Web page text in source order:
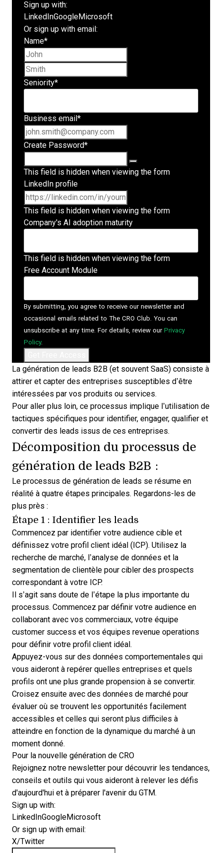
Sign up with:
LinkedInGoogleMicrosoft
Or sign up with email:
Name*
Seniority*
Business email *
Create Password*
This field is hidden when viewing the form
LinkedIn profile
This field is hidden when viewing the form
Company's AI adoption maturity
This field is hidden when viewing the form
Free Account Module
By submitting, you agree to receive our newsletter and
occasional emails related to The CRO Club. You can
unsubscribe at any time. For details, review our Privacy
Policy.
La génération de leads B2B (et souvent SaaS) consiste à
attirer et capter des entreprises susceptibles d’être
intéressées par vos produits ou services.
Pour aller plus loin, ce processus implique l’utilisation de
tactiques spécifiques pour identifier, engager, qualifier et
convertir des leads issus de ces entreprises.
Décomposition du processus de
génération de leads B2B :
Le processus de génération de leads se résume en
réalité à quatre étapes principales. Regardons-les de
plus près :
Étape 1 : Identifier les leads
Commencez par identifier votre audience cible et
définissez votre profil client idéal (ICP). Utilisez la
recherche de marché, l’analyse de données et la
segmentation de clientèle pour cibler des prospects
correspondant à votre ICP.
Il s’agit sans doute de l’étape la plus importante du
processus. Commencez par définir votre audience en
collaborant avec vos commerciaux, votre équipe
customer success et vos équipes revenue operations
pour définir votre profil client idéal.
Appuyez-vous sur des données comportementales qui
vous aideront à repérer quelles entreprises et quels
profils ont une plus grande propension à se convertir.
Croisez ensuite avec des données de marché pour
évaluer où se trouvent les opportunités facilement
accessibles et celles qui seront plus difficiles à
atteindre en fonction de la dynamique du marché à un
moment donné.
Pour la nouvelle génération de CRO
Rejoignez notre newsletter pour découvrir les tendances,
conseils et outils qui vous aideront à relever les défis
d'aujourd'hui et à préparer l'avenir du GTM.
Sign up with:
LinkedInGoogleMicrosoft
Or sign up with email:
X/Twitter